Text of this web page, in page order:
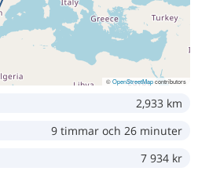
©OpenStreetMapcontributors
2,933 km
9 timmar och 26 minuter
7 934 kr